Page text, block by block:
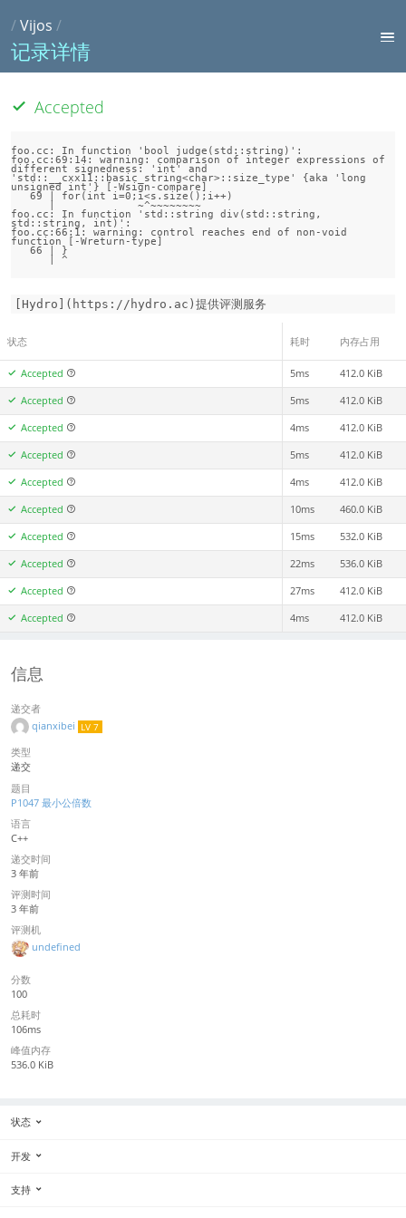
/Vijos /
记录详情
Accepted
foo.cc: In function 'bool judge(std::string)':
foo.cc:69:14: warning: comparison of integer expressions of
different signedness: 'int' and
'std::__cxx11::basic_string<char>::size_type' {aka 'long
unsigned int'} [-Wsign-compare]
   69 | for(int i=0;i<s.size();i++)
foo.cc: In function 'std::string div(std::string,
std::string, int)':
foo.cc:66:1: warning: control reaches end of non-void
function [-Wreturn-type]
   66 | }
[Hydro](https://hydro.ac)提供评测服务
状态 耗时 内存占用
Accepted 5ms 412.0 KiB
Accepted 5ms 412.0 KiB
Accepted 4ms 412.0 KiB
Accepted 5ms 412.0 KiB
Accepted 4ms 412.0 KiB
Accepted 10ms 460.0 KiB
Accepted 15ms 532.0 KiB
Accepted 22ms 536.0 KiB
Accepted 27ms 412.0 KiB
Accepted 4ms 412.0 KiB
信息
递交者
qianxibei
LV 7
类型
递交
题目
P1047 最小公倍数
语言
C++
递交时间
3 年前
评测时间
3 年前
评测机
undefined
分数
100
总耗时
106ms
峰值内存
536.0 KiB
状态
开发
支持